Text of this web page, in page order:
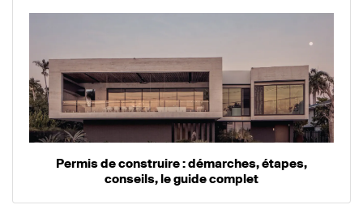
Permis de construire : démarches, étapes,
conseils, le guide complet